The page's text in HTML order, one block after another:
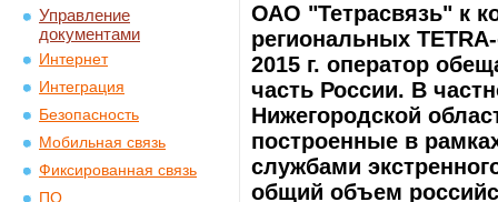
Управление
документами
Интернет
Интеграция
Безопасность
Мобильная связь
Фиксированная связь
ПО
ОАО "Тетрасвязь" к
региональных
2015 г. оператор
часть России. В
Нижегородской
построенные в
службами
общий объем